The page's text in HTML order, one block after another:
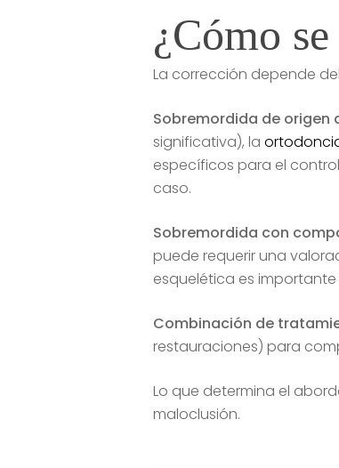
¿Cómo
La corrección depende
Sobremordida de origen
significativa), la
específicos para el
caso.
Sobremordida con
puede requerir una
esquelética es
Combinación de
restauraciones) para
Lo que determina el
maloclusión.